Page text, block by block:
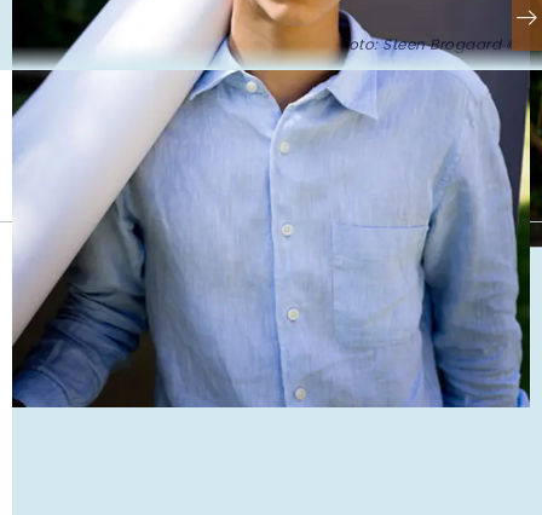
Foto: Steen Brogaard ©
Se også